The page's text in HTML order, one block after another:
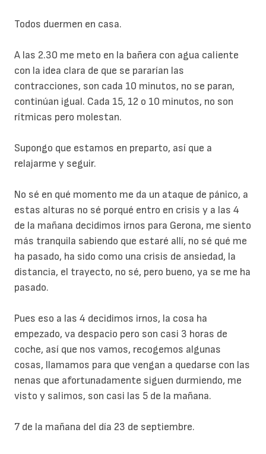
Todos duermen en casa.
A las 2.30 me meto en la bañera con agua caliente
con la idea clara de que se pararían las
contracciones, son cada 10 minutos, no se paran,
continúan igual. Cada 15, 12 o 10 minutos, no son
rítmicas pero molestan.
Supongo que estamos en preparto, así que a
relajarme y seguir.
No sé en qué momento me da un ataque de pánico, a
estas alturas no sé porqué entro en crisis y a las 4
de la mañana decidimos irnos para Gerona, me siento
más tranquila sabiendo que estaré allí, no sé qué me
ha pasado, ha sido como una crisis de ansiedad, la
distancia, el trayecto, no sé, pero bueno, ya se me ha
pasado.
Pues eso a las 4 decidimos irnos, la cosa ha
empezado, va despacio pero son casi 3 horas de
coche, así que nos vamos, recogemos algunas
cosas, llamamos para que vengan a quedarse con las
nenas que afortunadamente siguen durmiendo, me
visto y salimos, son casi las 5 de la mañana.
7 de la mañana del día 23 de septiembre.